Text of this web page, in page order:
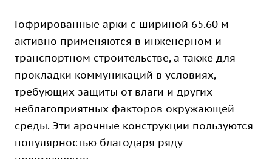
Гофрированные арки с шириной 65.60 м
активно применяются в инженерном и
транспортном строительстве, а также для
прокладки коммуникаций в условиях,
требующих защиты от влаги и других
неблагоприятных факторов окружающей
среды. Эти арочные конструкции пользуются
популярностью благодаря ряду